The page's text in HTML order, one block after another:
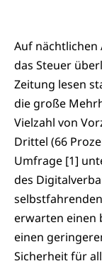
Auf
das Steuer
Zeitung lesen
die große
Vielzahl von
Drittel (66
Umfrage [1]
des
erwarten einen
einen
Sicherheit für